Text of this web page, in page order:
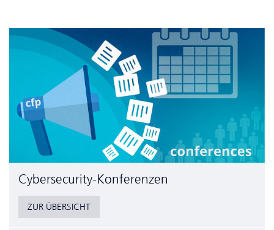
Cyber­security-Konferenzen
ZUR ÜBERSICHT